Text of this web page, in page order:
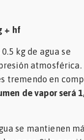
+ hf
kg de agua se
tremendo en
de vapor será
se mantienen